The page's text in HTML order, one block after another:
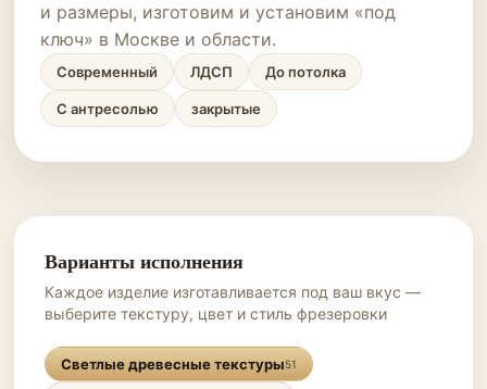
и размеры, изготовим и установим «под
ключ» в Москве и области.
Современный ЛДСП До потолка
С антресолью закрытые
Варианты исполнения
Каждое изделие изготавливается под ваш вкус —
выберите текстуру, цвет и стиль фрезеровки
Светлые древесные текстуры51